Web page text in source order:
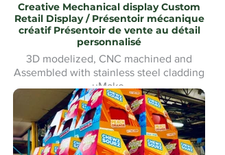
Creative Mechanical display Custom
Retail Display / Présentoir mécanique
créatif Présentoir de vente au détail
personnalisé
3D modelized, CNC machined and
Assembled with stainless steel cladding
uMake
Modélisé en 3D, usiné CNC et
assemblé avec revêtement en acier
inoxydable uMake MontréalMontreal